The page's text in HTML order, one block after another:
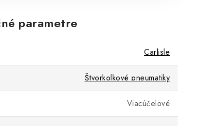
parametre
Carlisle
Štvorkolkové pneumatiky
Viacúčelové